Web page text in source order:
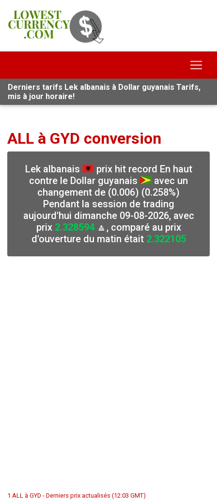
Derniers tarifs Lek albanais à Dollar guyanais Tarifs,
mis à jour horaire!
ALL à GYD conversion
Lek albanais
prix hit record En haut
contre le Dollar guyanais
avec un
changement de (0.006) (0.258%)
Pendant la session de trading
aujourd'hui dimanche 09-08-2026, avec
prix 2.328594🔼, comparé au prix
d'ouverture du matin était 2.322105
1 ALL à GYD - Derniers prix actualisés (12:03 GMT)